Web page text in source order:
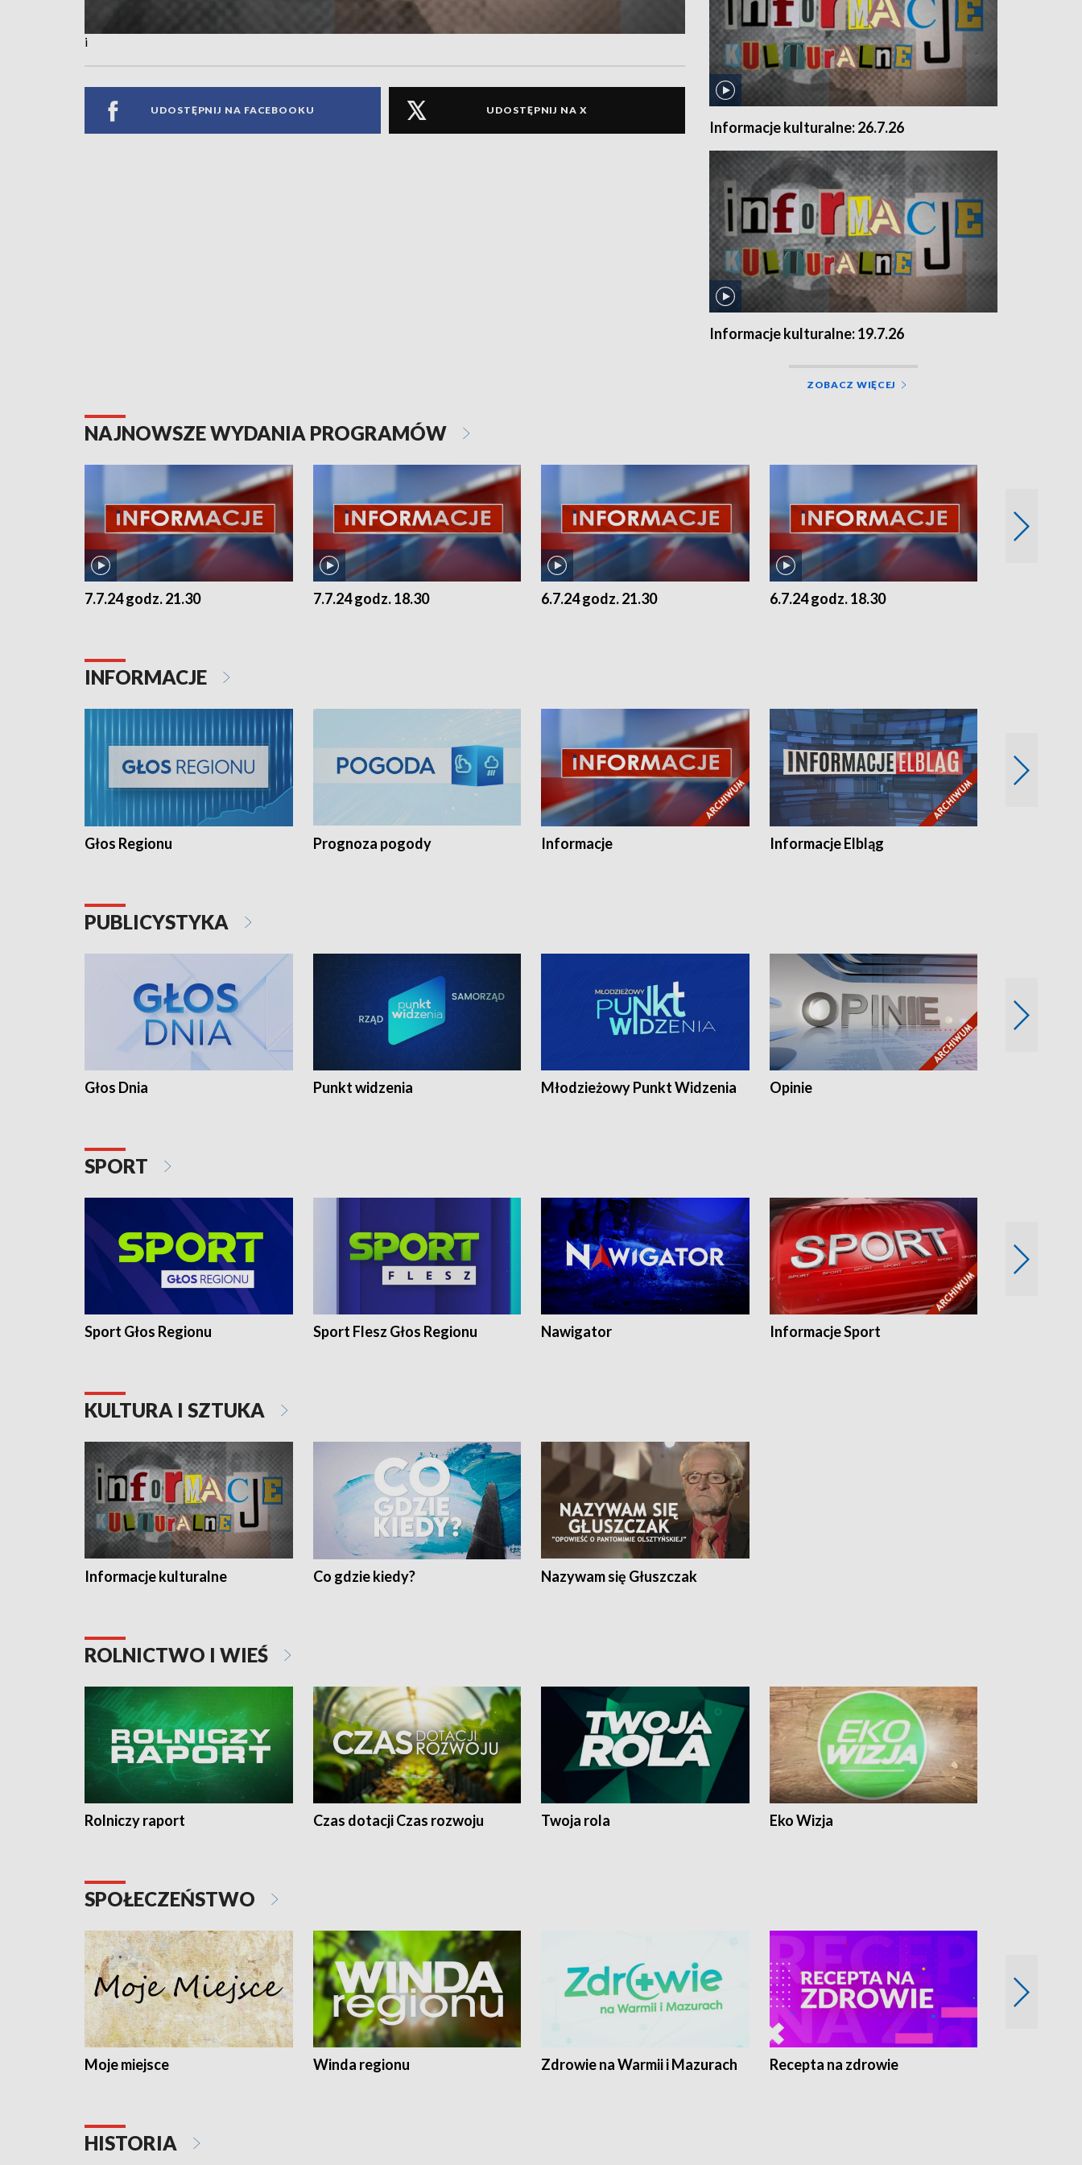
i
UDOSTĘPNIJ NA FACEBOOKU UDOSTĘPNIJ NA X
Informacje kulturalne: 26.7.26
Informacje kulturalne: 19.7.26
ZOBACZ WIĘCEJ
NAJNOWSZE WYDANIA PROGRAMÓW
7.7.24 godz. 21.30 7.7.24 godz. 18.30 6.7.24 godz. 21.30 6.7.24 godz. 18.30
INFORMACJE
Głos Regionu Prognoza pogody Informacje Informacje Elbląg
PUBLICYSTYKA
Głos Dnia Punkt widzenia Młodzieżowy Punkt Widzenia Opinie
SPORT
Sport Głos Regionu Sport Flesz Głos Regionu Nawigator Informacje Sport
KULTURA I SZTUKA
Informacje kulturalne Co gdzie kiedy? Nazywam się Głuszczak
ROLNICTWO I WIEŚ
Rolniczy raport Czas dotacji Czas rozwoju Twoja rola Eko Wizja
SPOŁECZEŃSTWO
Moje miejsce Winda regionu Zdrowie na Warmii i Mazurach Recepta na zdrowie
HISTORIA